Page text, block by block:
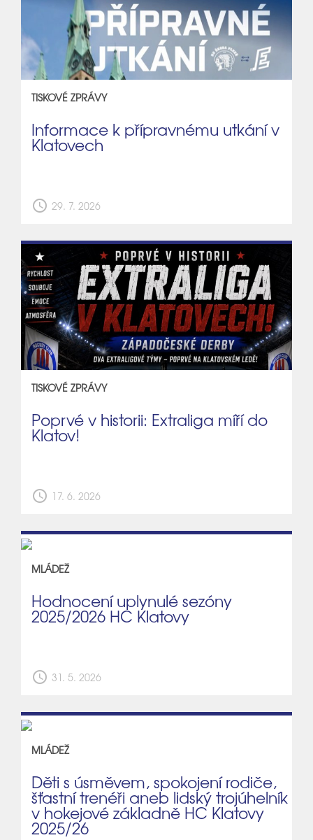
TISKOVÉ ZPRÁVY
Informace k přípravnému utkání v
Klatovech
schedule 29. 7. 2026
TISKOVÉ ZPRÁVY
Poprvé v historii: Extraliga míří do
Klatov!
schedule 17. 6. 2026
MLÁDEŽ
Hodnocení uplynulé sezóny
2025/2026 HC Klatovy
schedule 31. 5. 2026
MLÁDEŽ
Děti s úsměvem, spokojení rodiče,
šťastní trenéři aneb lidský trojúhelník
v hokejové základně HC Klatovy
2025/26